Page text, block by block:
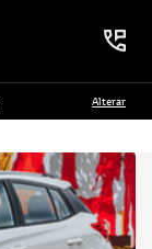
Alterar